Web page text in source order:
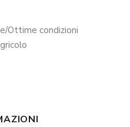
Ottime condizioni